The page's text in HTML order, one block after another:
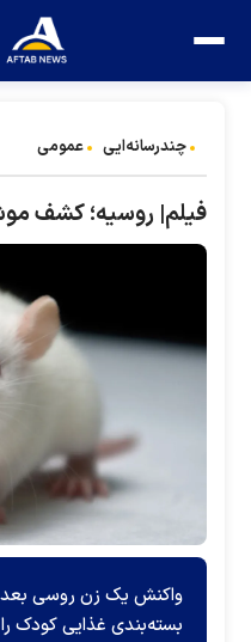
چندرسانه‌ایی عمومی
فیلم| روسیه؛ کشف
واکنش یک زن روسی بعد
بسته‌بندی غذایی کودک را